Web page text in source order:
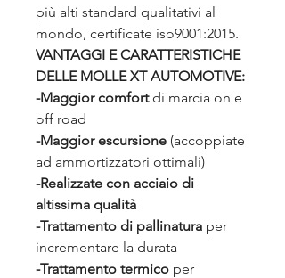
più alti standard qualitativi al
mondo, certificate iso9001:2015.
VANTAGGI E CARATTERISTICHE
DELLE MOLLE XT AUTOMOTIVE:
-Maggior comfortdi marcia on e
off road
-Maggior escursione (accoppiate
ad ammortizzatori ottimali)
-Realizzate con acciaio di
altissima qualità
-Trattamento di pallinatura per
incrementare la durata
-Trattamento termico per